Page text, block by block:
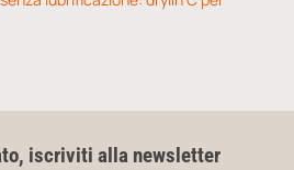
iscriviti alla newsletter